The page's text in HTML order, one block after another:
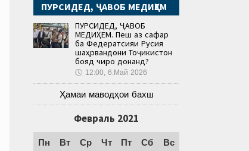
ПУРСИДЕД, ҶАВОБ МЕДИҲЕМ
ПУРСИДЕД, ҶАВОБ
МЕДИҲЕМ. Пеш аз сафар
ба Федератсияи Русия
шаҳрвандони Тоҷикистон
бояд чиро донанд?
🕔 12:00, 6.Май 2026
Ҳамаи маводҳои бахш
Февраль 2021
Пн Вт Ср Чт Пт Сб Вс